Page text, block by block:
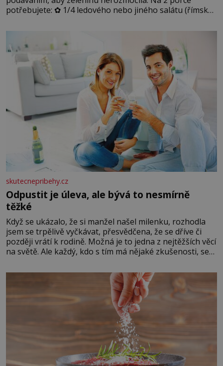
potřebujete: ✿ 1/4 ledového nebo jiného salátu (římský
okurky ✿ 2 rajčata Zálivka: ✿ 4 lžíce olivového oleje ✿ 1
lžíci citronové šťávy ✿ ½ stroužku
skutecnepribehy.cz
Odpustit je úleva, ale bývá to nesmírně
těžké
Když se ukázalo, že si manžel našel milenku, rozhodla
jsem se trpělivě vyčkávat, přesvědčena, že se dříve či
později vrátí k rodině. Možná je to jedna z nejtěžších věcí
na světě. Ale každý, kdo s tím má nějaké zkušenosti, se
Když se ke mně doneslo, že si manžel pořídil milenku,